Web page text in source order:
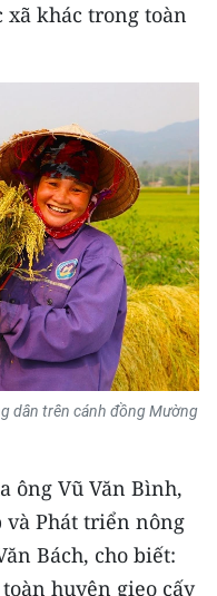
xã khác trong toàn
dân trên cánh đồng Mường
ông Vũ Văn Bình,
Phát triển nông
Bách, cho biết:
huyện gieo cấy